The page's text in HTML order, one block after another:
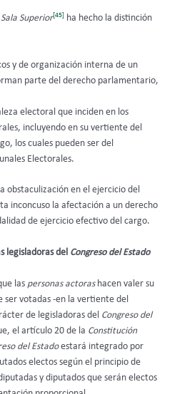
Sala Superior[45] ha hecho la distinción
y de organización interna de un
parte del derecho parlamentario,
electoral que inciden en los
incluyendo en su vertiente del
los cuales pueden ser del
Electorales.
obstaculización en el ejercicio del
inconcuso la afectación a un derecho
de ejercicio efectivo del cargo.
legisladoras del Congreso del Estado
las personas actorashacen valer su
votadas -en la vertiente del
de legisladoras del Congreso del
el artículo 20 de la Constitución
del Estadoestará integrado por
electos según el principio de
y diputados que serán electos